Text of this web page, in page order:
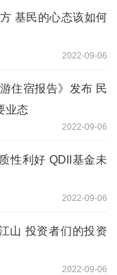
基民的心态该如何
2022-09-06
住宿报告》发布 民
业态
2022-09-06
性利好 QDII基金未
2022-09-06
山 投资者们的投资
2022-09-06